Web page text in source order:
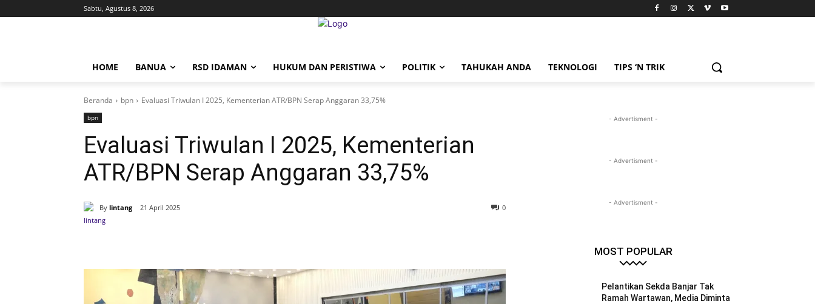
Sabtu, Agustus 8, 2026
HOME BANUA RSD IDAMAN HUKUM DAN PERISTIWA POLITIK TAHUKAH ANDA TEKNOLOGI TIPS ‘N TRIK
Beranda bpn Evaluasi Triwulan I 2025, Kementerian ATR/BPN Serap Anggaran 33,75%
bpn
Evaluasi Triwulan I 2025, Kementerian
ATR/BPN Serap Anggaran 33,75%
By lintang 21 April 2025 0
- Advertisment -
- Advertisment -
- Advertisment -
MOST POPULAR
Pelantikan Sekda Banjar Tak
Ramah Wartawan, Media Diminta